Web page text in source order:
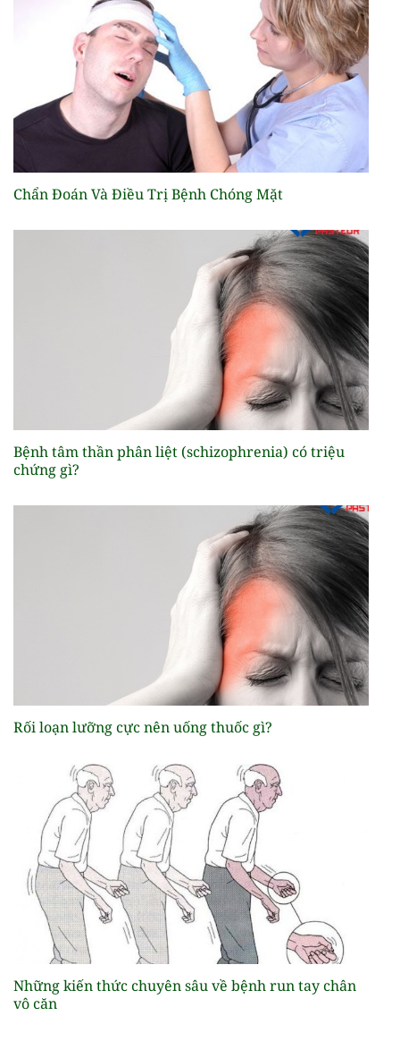
Chẩn Đoán Và Điều Trị Bệnh Chóng Mặt
Bệnh tâm thần phân liệt (schizophrenia) có triệu
chứng gì?
Rối loạn lưỡng cực nên uống thuốc gì?
Những kiến thức chuyên sâu về bệnh run tay chân
vô căn